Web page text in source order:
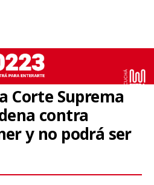
Corte Suprema
contra
y no podrá ser